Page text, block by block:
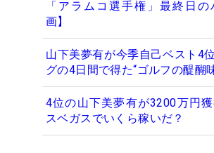
「アラムコ選手権」最終日
画】
山下美夢有が今季自己ベスト4
グの4日間で得た“ゴルフの醍醐
4位の山下美夢有が3200万円
スベガスでいくら稼いだ？